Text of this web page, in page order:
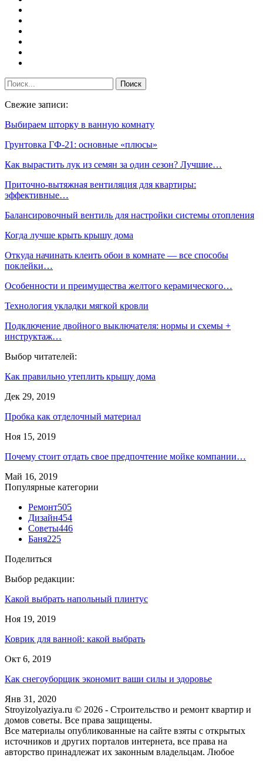
Свежие записи:
Выбираем шторку в ванную комнату
Грунтовка ГФ-21: основные «плюсы»
Как вырастить лук из семян за один сезон? Лучшие…
Приточно-вытяжная вентиляция для квартиры:
эффективные…
Балансировочный вентиль для настройки системы отопления
Когда лучше крыть крышу дома
Откуда начинать клеить обои в комнате — все способы
поклейки…
Особенности и преимущества желтого керамического…
Технология укладки мягкой кровли
Подключение двойного выключателя: нормы и схемы +
инструктаж…
Выбор читателей:
Как правильно утеплить крышу дома
Дек 29, 2019
Пробка как отделочный материал
Ноя 15, 2019
Почему стоит отдать свое предпочтение мойке компании…
Май 16, 2019
Популярные категории
Ремонт505
Дизайн454
Советы446
Баня225
Поделиться
Выбор редакции:
Какой выбрать напольный плинтус
Ноя 19, 2019
Коврик для ванной: какой выбрать
Окт 6, 2019
Как снегоуборщик экономит ваши силы и здоровье
Янв 31, 2020
Stroyizolyaziya.ru © 2026 - Строительство и ремонт квартир и
домов советы. Все права защищены.
Все материалы опубликованные на сайте взяты с открытых
источников и других порталов интернета, все права на
авторство принадлежат их законным владельцам. Любое